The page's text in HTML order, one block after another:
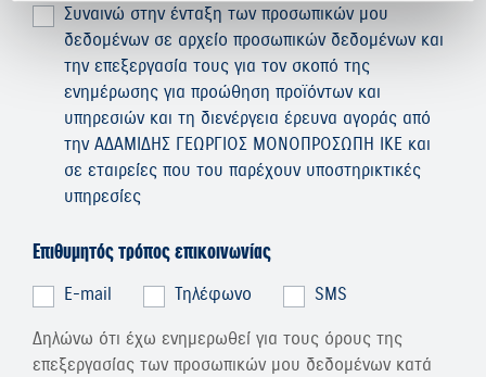
Συναινώ στην ένταξη των προσωπικών μου
δεδομένων σε αρχείο προσωπικών δεδομένων και
την επεξεργασία τους για τον σκοπό της
ενημέρωσης για προώθηση προϊόντων και
υπηρεσιών και τη διενέργεια έρευνα αγοράς από
την ΑΔΑΜΙΔΗΣ ΓΕΩΡΓΙΟΣ ΜΟΝΟΠΡΟΣΩΠΗ ΙΚΕ και
σε εταιρείες που του παρέχουν υποστηρικτικές
υπηρεσίες
Επιθυμητός τρόπος επικοινωνίας
E-mail Τηλέφωνο SMS
Δηλώνω ότι έχω ενημερωθεί για τους όρους της
επεξεργασίας των προσωπικών μου δεδομένων κατά